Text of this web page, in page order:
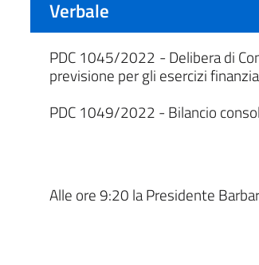
Verbale
PDC 1045/2022 - Delibera di
previsione per gli esercizi
PDC 1049/2022 - Bilancio
Alle ore 9:20 la Presidente